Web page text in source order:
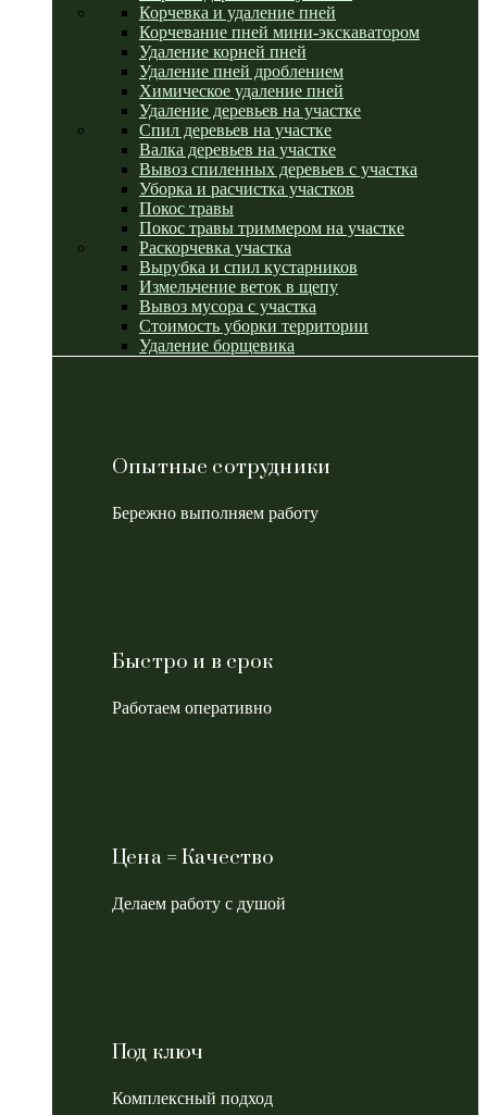
Корчевка и удаление пней
Корчевание пней мини-экскаватором
Удаление корней пней
Удаление пней дроблением
Химическое удаление пней
Удаление деревьев на участке
Спил деревьев на участке
Валка деревьев на участке
Вывоз спиленных деревьев с участка
Уборка и расчистка участков
Покос травы
Покос травы триммером на участке
Раскорчевка участка
Вырубка и спил кустарников
Измельчение веток в щепу
Вывоз мусора с участка
Стоимость уборки территории
Удаление борщевика
Опытные сотрудники
Бережно выполняем работу
Быстро и в срок
Работаем оперативно
Цена = Качество
Делаем работу с душой
Под ключ
Комплексный подход